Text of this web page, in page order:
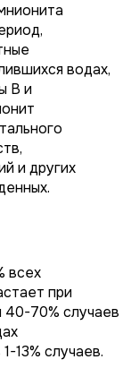
водах,
B и
и других
всех
при
70% случаев
13% случаев.